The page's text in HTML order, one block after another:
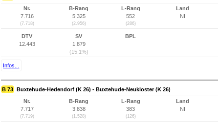
Nr.
7.716
(7.718)
B-Rang
5.325
(2.956)
L-Rang
552
(286)
Land
NI
DTV
12.443
SV
1.879
(15,1%)
BPL
Infos...
B 73 Buxtehude-Hedendorf (K 26) - Buxtehude-Neukloster (K 26)
Nr.
7.717
(7.719)
B-Rang
3.838
(1.528)
L-Rang
383
(126)
Land
NI